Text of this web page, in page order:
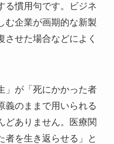
る慣用句です。ビジネ
む企業が画期的な新製
させた場合などによく
」が「死にかかった者
義のままで用いられる
どありません。医療関
者を生き返らせる」と